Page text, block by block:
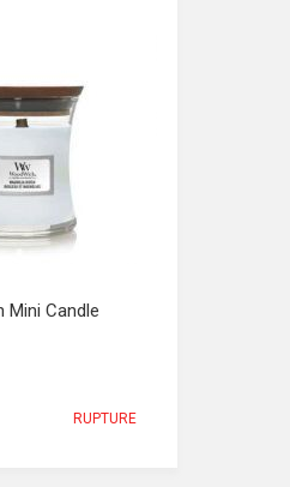
Mini Candle
RUPTURE